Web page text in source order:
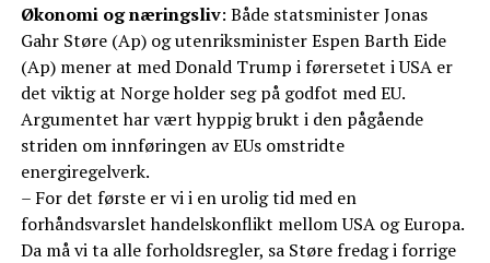
Økonomi og næringsliv: Både statsminister Jonas
Gahr Støre (Ap) og utenriksminister Espen Barth Eide
(Ap) mener at med Donald Trump i førersetet i USA er
det viktig at Norge holder seg på godfot med EU.
Argumentet har vært hyppig brukt i den pågående
striden om innføringen av EUs omstridte
energiregelverk.
– For det første er vi i en urolig tid med en
forhåndsvarslet handelskonflikt mellom USA og Europa.
Da må vi ta alle forholdsregler, sa Støre fredag i forrige